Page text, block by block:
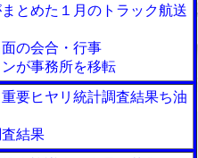
とめた１月のトラック航送
の会合・行事
が事務所を移転
要ヒヤリ統計調査結果ち油
結果